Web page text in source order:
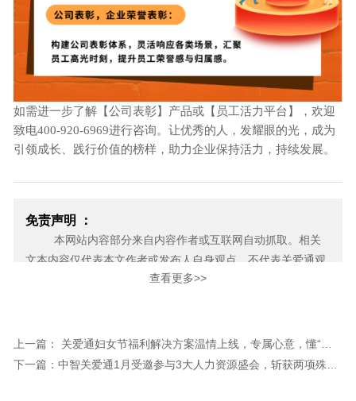
如需进一步了解【公司表彰】产品或【员工活力平台】，欢迎
致电400-920-6969进行咨询。让优秀的人，发耀眼的光，成为
引领成长、践行价值的榜样，助力企业保持活力，持续发展。
免责声明 ：
本网站内容部分来自内容作者或互联网自动抓取。相关
文本内容仅代表本文作者或发布人自身观点，不代表关爱通观
点或立场。关爱通力求此信息所述内容及观点的客观公正，但
家浏览，或不应无偿使用，请及时用电子邮件或电话通知我
们，关爱通会及时采取合理措施，避免给双方造成不必要的经
查看更多>>